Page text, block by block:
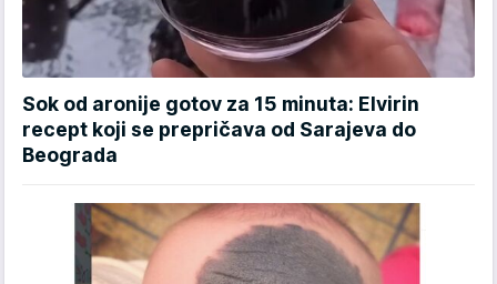
Sok od aronije gotov za 15 minuta: Elvirin
recept koji se prepričava od Sarajeva do
Beograda